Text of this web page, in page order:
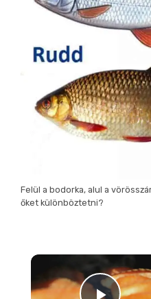
Felül a bodorka, alul a
őket különböztetni?